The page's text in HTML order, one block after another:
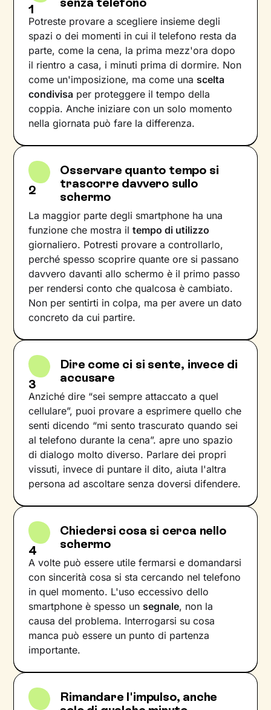
1
Potreste provare a scegliere insieme degli
spazi o dei momenti in cui il telefono resta da
parte, come la cena, la prima mezz'ora dopo
il rientro a casa, i minuti prima di dormire. Non
come un'imposizione, ma come una scelta
condivisa per proteggere il tempo della
coppia. Anche iniziare con un solo momento
nella giornata può fare la differenza.
2
Osservare quanto tempo si
trascorre davvero sullo
schermo
La maggior parte degli smartphone ha una
funzione che mostra iltempo di utilizzo
giornaliero. Potresti provare a controllarlo,
perché spesso scoprire quante ore si passano
davvero davanti allo schermo è il primo passo
per rendersi conto che qualcosa è cambiato.
Non per sentirti in colpa, ma per avere un dato
concreto da cui partire.
3
Dire come ci si sente, invece di
accusare
Anziché dire “sei sempre attaccato a quel
cellulare”, puoi provare a esprimere quello che
senti dicendo “mi sento trascurato quando sei
al telefono durante la cena”. apre uno spazio
di dialogo molto diverso. Parlare dei propri
vissuti, invece di puntare il dito, aiuta l'altra
persona ad ascoltare senza doversi difendere.
4
Chiedersi cosa si cerca nello
schermo
A volte può essere utile fermarsi e domandarsi
con sincerità cosa si sta cercando nel telefono
in quel momento. L'uso eccessivo dello
smartphone è spesso un segnale, non la
causa del problema. Interrogarsi su cosa
manca può essere un punto di partenza
importante.
Rimandare l'impulso, anche